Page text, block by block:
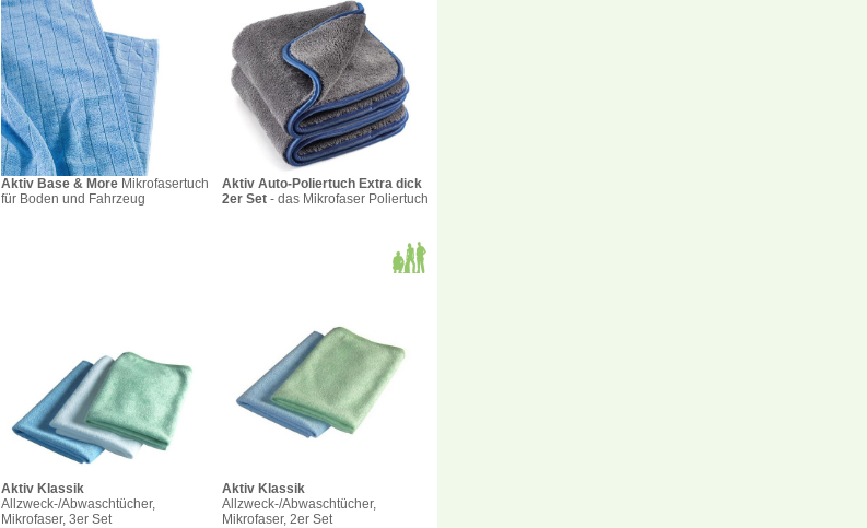
Aktiv Base & More Mikrofasertuch
für Boden und Fahrzeug
Aktiv Auto-Poliertuch Extra dick
2er Set - das Mikrofaser Poliertuch
Aktiv Klassik
Allzweck-/Abwaschtücher,
Mikrofaser, 3er Set
Aktiv Klassik
Allzweck-/Abwaschtücher,
Mikrofaser, 2er Set